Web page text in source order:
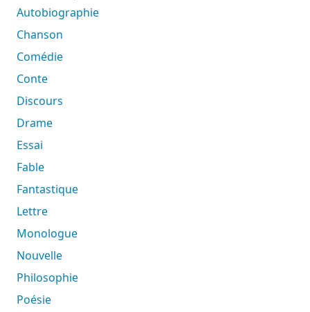
Autobiographie
Chanson
Comédie
Conte
Discours
Drame
Essai
Fable
Fantastique
Lettre
Monologue
Nouvelle
Philosophie
Poésie